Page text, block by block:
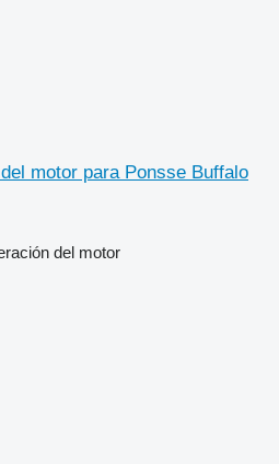
motor para Ponsse Buffalo
del motor